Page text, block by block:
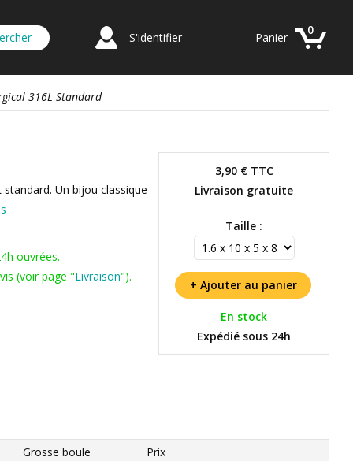
S'identifier
0
Panier
316L Standard
3,90 €TTC
Livraison gratuite
Taille :
En stock
Expédié sous 24h
Un bijou classique
ouvrées.
(voir page "Livraison").
Grosse boule Prix